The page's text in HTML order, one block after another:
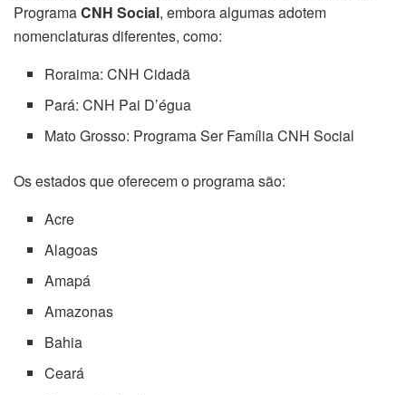
ProgramaCNH Social, embora algumas adotem
nomenclaturas diferentes, como:
Roraima: CNH Cidadã
Pará: CNH Pai D’égua
Mato Grosso: Programa Ser Família CNH Social
Os estados que oferecem o programa são:
Acre
Alagoas
Amapá
Amazonas
Bahia
Ceará